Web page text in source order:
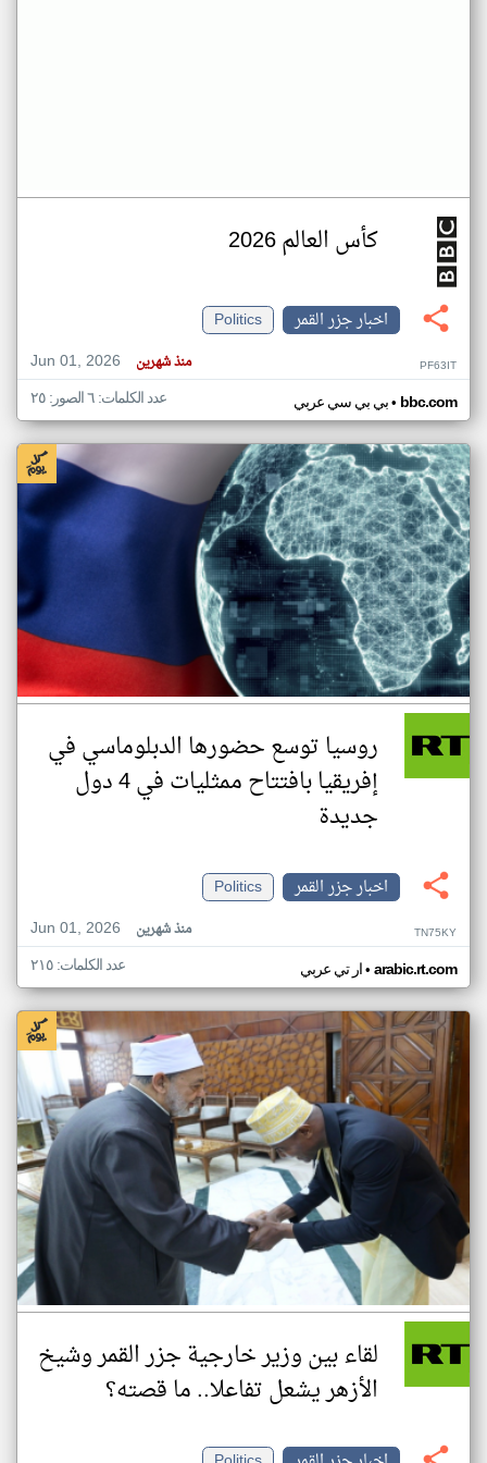
كأس العالم 2026
اخبار جزر القمر
Politics
Jun 01, 2026
منذ شهرين PF63IT
بي بي سي عربي• bbc.com عدد الكلمات: ٦ الصور: ٢٥
روسيا توسع حضورها الدبلوماسي في
إفريقيا بافتتاح ممثليات في 4 دول
جديدة
اخبار جزر القمر
Politics
Jun 01, 2026
منذ شهرين TN75KY
ار تي عربي• arabic.rt.com عدد الكلمات: ٢١٥
لقاء بين وزير خارجية جزر القمر وشيخ
الأزهر يشعل تفاعلا.. ما قصته؟